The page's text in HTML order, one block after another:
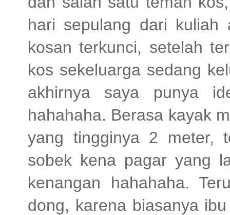
hari sepulang dari
kosan terkunci, setelah
kos sekeluarga sedang
akhirnya saya punya
hahahaha. Berasa kayak
yang tingginya 2 meter,
sobek kena pagar yang
kenangan hahahaha.
dong, karena biasanya